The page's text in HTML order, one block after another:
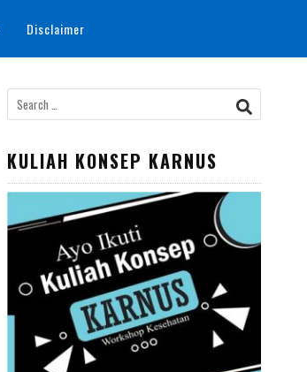
Disclaimer
Search
for:
KULIAH KONSEP KARNUS